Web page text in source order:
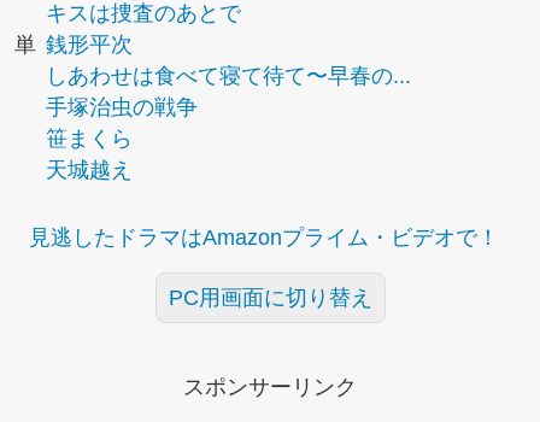
キスは捜査のあとで
単 銭形平次
しあわせは食べて寝て待て〜早春の...
手塚治虫の戦争
笹まくら
天城越え
見逃したドラマはAmazonプライム・ビデオで！
PC用画面に切り替え
スポンサーリンク